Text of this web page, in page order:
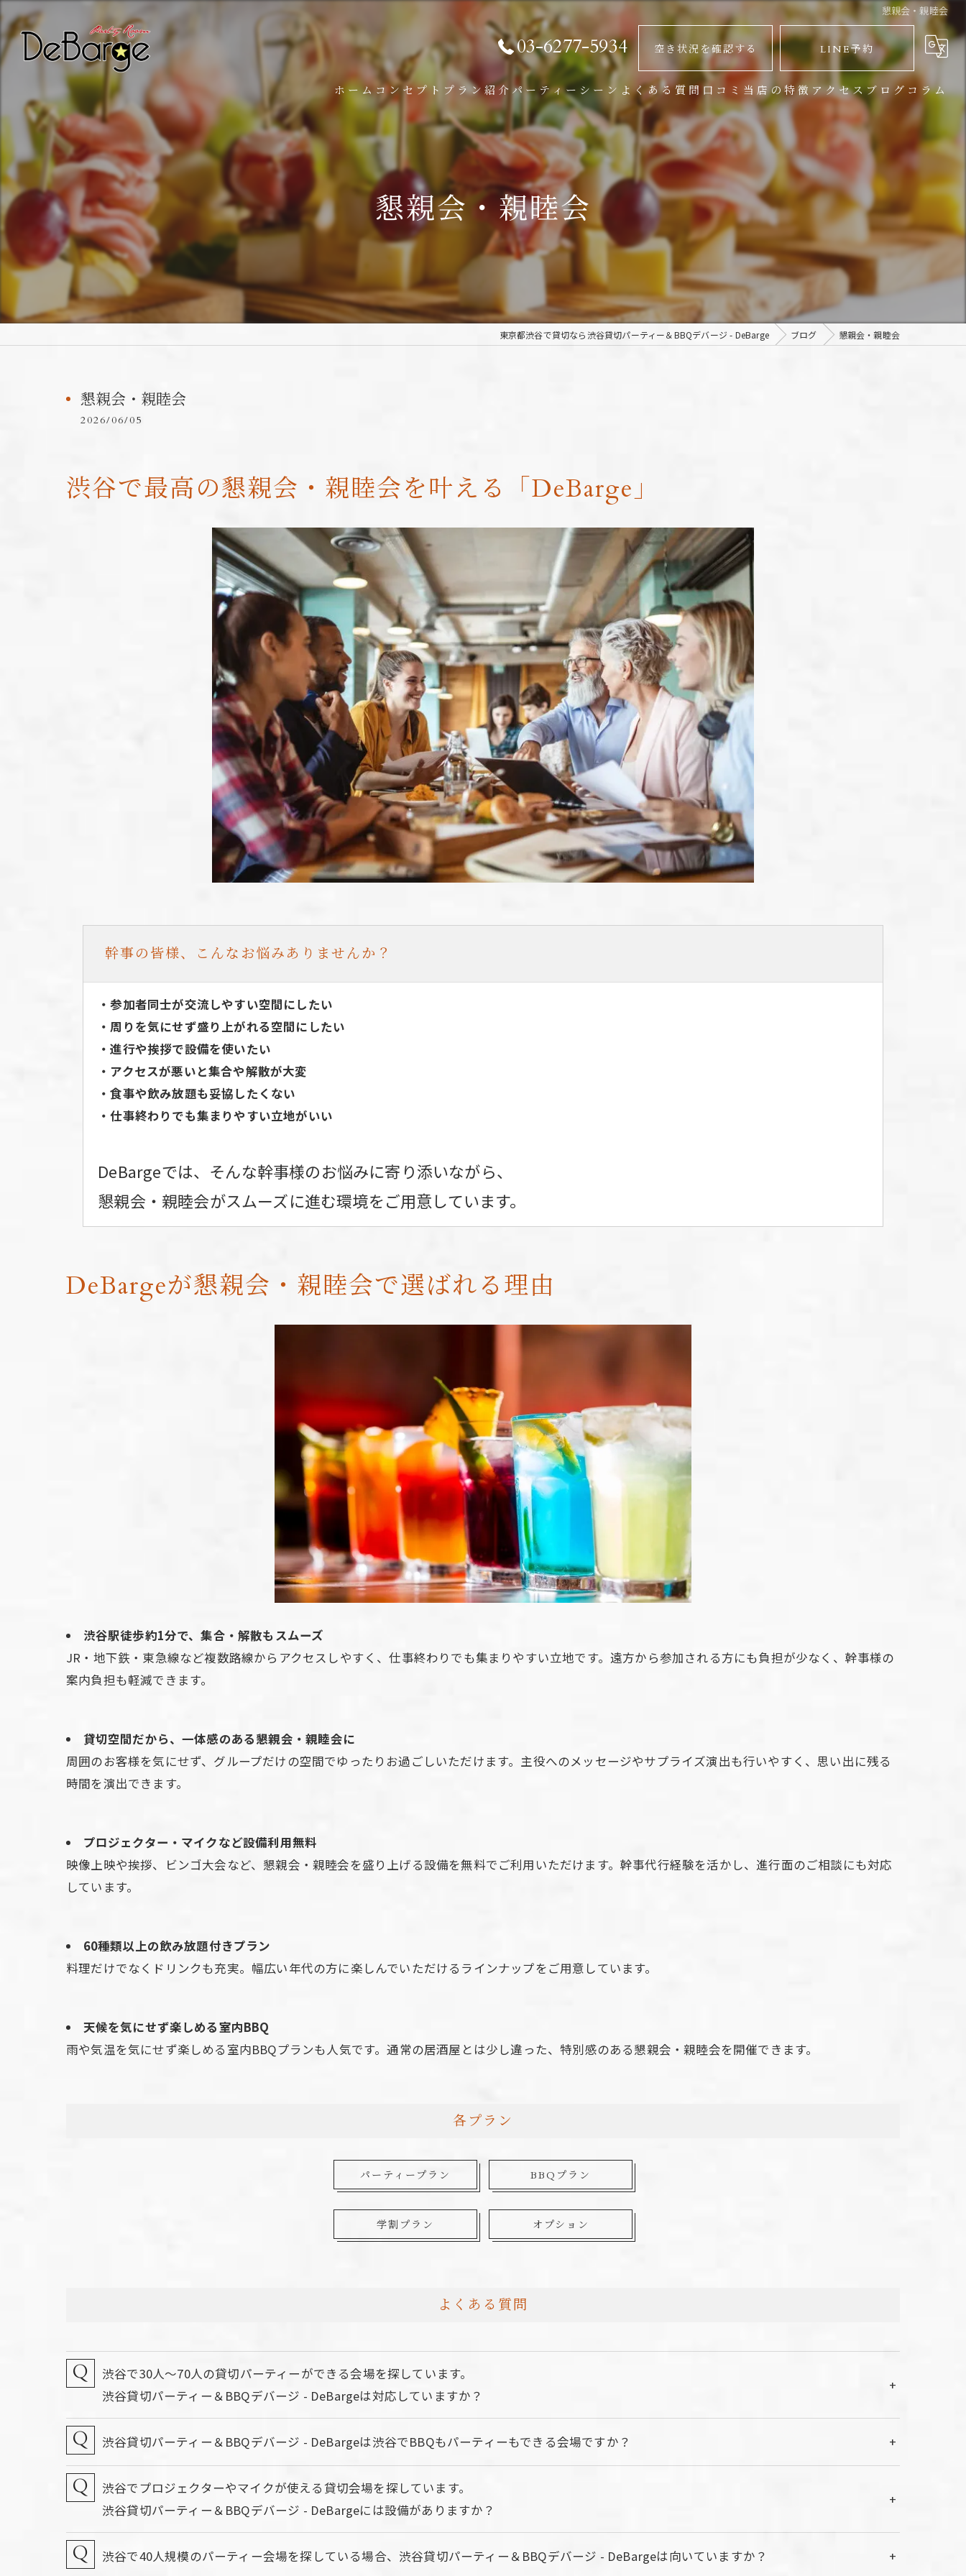
懇親会・親睦会
03-6277-5934 空き状況を確認する LINE予約
ホーム コンセプト プラン紹介
パーティープラン
学割プラン
オプション
パーティーシーン よくある質問 口コミ 当店の特徴
バーベキュー
パーティー
イベント
大人数
アクセス
地下鉄からお越しのお客様
JR渋谷駅からお越しのお客様
ブログ コラム
懇親会・親睦会
東京都渋谷で貸切なら渋谷貸切パーティー＆BBQデバージ - DeBarge ブログ 懇親会・親睦会
懇親会・親睦会
2026/06/05
渋谷で最高の懇親会・親睦会を叶える「DeBarge」
幹事の皆様、こんなお悩みありませんか？
・参加者同士が交流しやすい空間にしたい
・周りを気にせず盛り上がれる空間にしたい
・進行や挨拶で設備を使いたい
・アクセスが悪いと集合や解散が大変
・食事や飲み放題も妥協したくない
・仕事終わりでも集まりやすい立地がいい
DeBargeでは、そんな幹事様のお悩みに寄り添いながら、
懇親会・親睦会がスムーズに進む環境をご用意しています。
DeBargeが懇親会・親睦会で選ばれる理由
渋谷駅徒歩約1分で、集合・解散もスムーズ
JR・地下鉄・東急線など複数路線からアクセスしやすく、仕事終わりでも集まりやすい立地です。遠方から参加される方にも負担が少なく、幹事様の
案内負担も軽減できます。
貸切空間だから、一体感のある懇親会・親睦会に
周囲のお客様を気にせず、グループだけの空間でゆったりお過ごしいただけます。主役へのメッセージやサプライズ演出も行いやすく、思い出に残る
時間を演出できます。
プロジェクター・マイクなど設備利用無料
映像上映や挨拶、ビンゴ大会など、懇親会・親睦会を盛り上げる設備を無料でご利用いただけます。幹事代行経験を活かし、進行面のご相談にも対応
しています。
60種類以上の飲み放題付きプラン
料理だけでなくドリンクも充実。幅広い年代の方に楽しんでいただけるラインナップをご用意しています。
天候を気にせず楽しめる室内BBQ
雨や気温を気にせず楽しめる室内BBQプランも人気です。通常の居酒屋とは少し違った、特別感のある懇親会・親睦会を開催できます。
各プラン
パーティープラン BBQプラン
学割プラン オプション
よくある質問
渋谷で30人～70人の貸切パーティーができる会場を探しています。
渋谷貸切パーティー＆BBQデバージ - DeBargeは対応していますか？
渋谷貸切パーティー＆BBQデバージ - DeBargeは渋谷でBBQもパーティーもできる会場ですか？
渋谷でプロジェクターやマイクが使える貸切会場を探しています。
渋谷貸切パーティー＆BBQデバージ - DeBargeには設備がありますか？
渋谷で40人規模のパーティー会場を探している場合、渋谷貸切パーティー＆BBQデバージ - DeBargeは向いていますか？